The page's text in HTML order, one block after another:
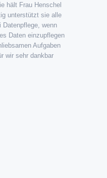
hält Frau Henschel
unterstützt sie alle
Datenpflege, wenn
Daten einzupflegen
Aufgaben
wir sehr dankbar